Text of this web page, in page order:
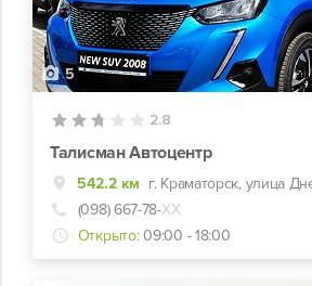
5
2.8
Талисман Автоцентр
542.2 км г. Краматорск, улица
(098) 667-78-ХХ
Открыто: 09:00 - 18:00